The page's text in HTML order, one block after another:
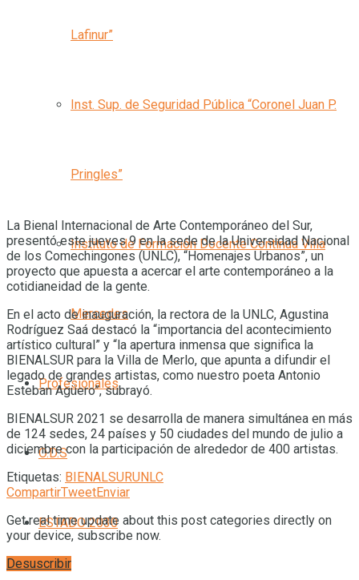
Lafinur”
Inst. Sup. de Seguridad Pública “Coronel Juan P.
Pringles”
Instituto de Formación Docente Continua Villa
Mercedes
Profesionales
O.D.S
ESTADO 2030
La Bienal Internacional de Arte Contemporáneo del Sur,
presentó este jueves 9 en la sede de la Universidad Nacional
de los Comechingones (UNLC), “Homenajes Urbanos”, un
proyecto que apuesta a acercar el arte contemporáneo a la
cotidianeidad de la gente.
En el acto de inauguración, la rectora de la UNLC, Agustina
Rodríguez Saá destacó la “importancia del acontecimiento
artístico cultural” y “la apertura inmensa que significa la
BIENALSUR para la Villa de Merlo, que apunta a difundir el
legado de grandes artistas, como nuestro poeta Antonio
Esteban Agüero”, subrayó.
BIENALSUR 2021 se desarrolla de manera simultánea en más
de 124 sedes, 24 países y 50 ciudades del mundo de julio a
diciembre con la participación de alrededor de 400 artistas.
Etiquetas: BIENALSURUNLC
CompartirTweetEnviar
Get real time update about this post categories directly on
your device, subscribe now.
Desuscribir